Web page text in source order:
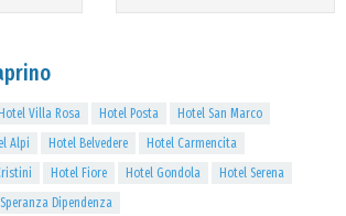
Villa Rosa Hotel Posta
Hotel San Marco
Alpi Hotel Belvedere
Hotel Carmencita
Hotel Fiore Hotel Gondola
Hotel Serena
Dipendenza